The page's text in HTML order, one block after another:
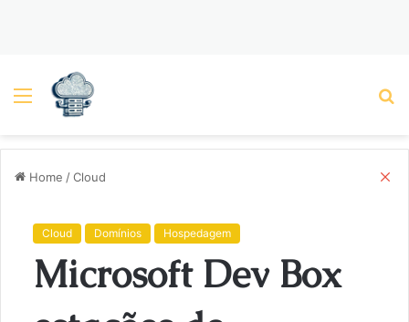
Menu
Home /Cloud
Cloud Domínios Hospedagem
Microsoft Dev Box